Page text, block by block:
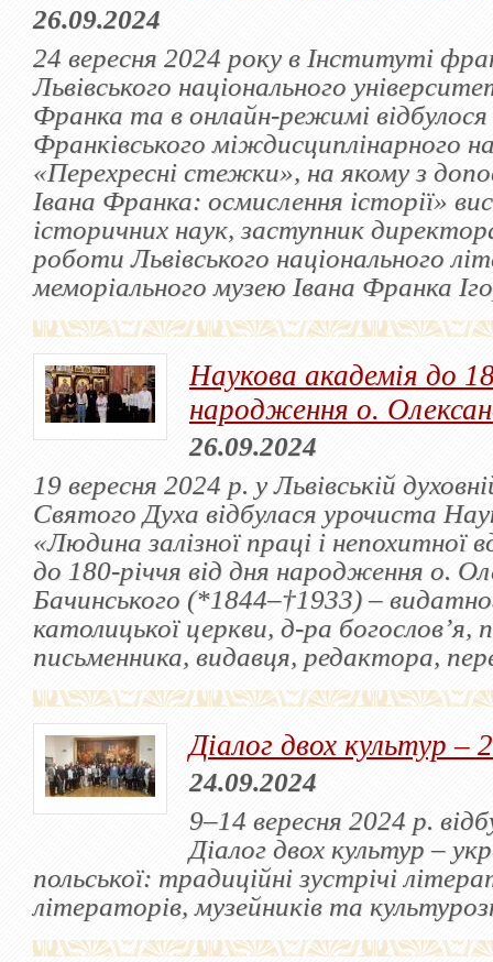
26.09.2024
24 вересня 2024 року в Інституті
Львівського національного
Франка та в онлайн-режимі відбулося
Франківського міждисциплінарного
«Перехресні стежки», на якому з
Івана Франка: осмислення історії»
історичних наук, заступник
роботи Львівського національного
меморіального музею Івана Франка
Наукова академія до
народження о.
26.09.2024
19 вересня 2024 р. у Львівській
Святого Духа відбулася урочиста
«Людина залізної праці і непохитної
до 180-річчя від дня народження о.
Бачинського (*1844–†1933) –
католицької церкви, д-ра богослов’я,
письменника, видавця, редактора,
Діалог двох культур –
24.09.2024
9–14 вересня 2024 р.
Діалог двох культур –
польської: традиційні зустрічі
літераторів, музейників та